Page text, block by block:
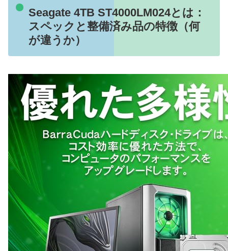
Seagate 4TB ST4000LM024とは：
スペックと整備済み品の特徴（何
が違うか）